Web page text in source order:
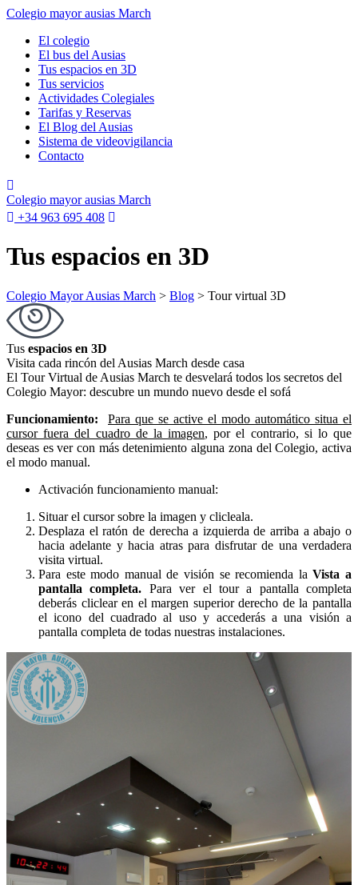
Colegio mayor ausias March
El colegio
El bus del Ausias
Tus espacios en 3D
Tus servicios
Actividades Colegiales
Tarifas y Reservas
El Blog del Ausias
Sistema de videovigilancia
Contacto
Colegio mayor ausias March
+34 963 695 408
Tus espacios en 3D
Colegio Mayor Ausias March > Blog > Tour virtual 3D
Tus espacios en 3D
Visita cada rincón del Ausias March desde casa
El Tour Virtual de Ausias March te desvelará todos los secretos del
Colegio Mayor: descubre un mundo nuevo desde el sofá
Funcionamiento:
Para que se active el modo automático situa el
cursor fuera del cuadro de la imagen, por el contrario, si lo que
deseas es ver con más detenimiento alguna zona del Colegio, activa
el modo manual.
Activación funcionamiento manual:
Situar el cursor sobre la imagen y clicleala.
Desplaza el ratón de derecha a izquierda de arriba a abajo o
hacia adelante y hacia atras para disfrutar de una verdadera
visita virtual.
Para este modo manual de visión se recomienda laVista a
pantalla completa. Para ver el tour a pantalla completa
deberás cliclear en el margen superior derecho de la pantalla
el icono del cuadrado al uso y accederás a una visión a
pantalla completa de todas nuestras instalaciones.